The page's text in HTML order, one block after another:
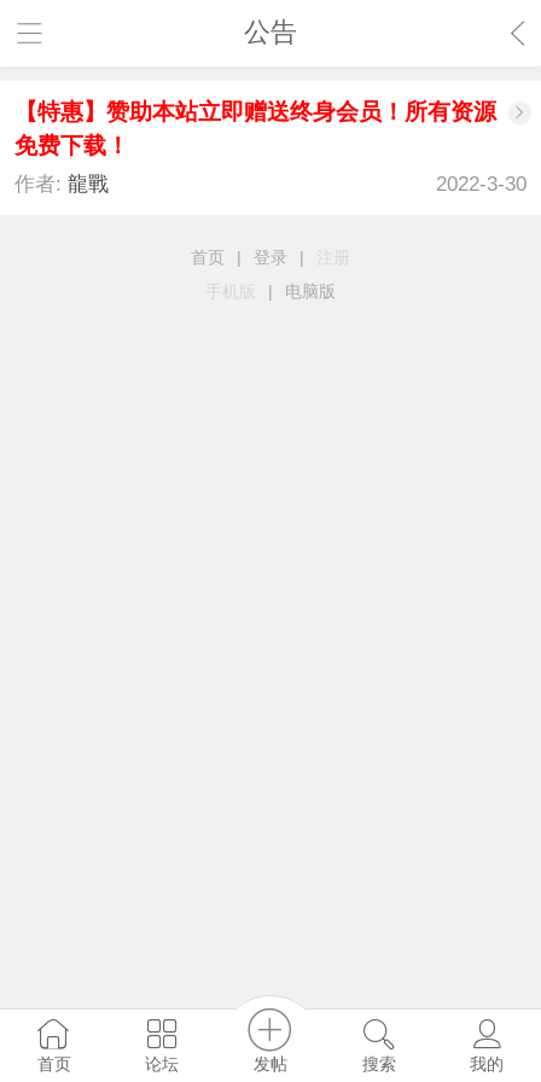
公告
【特惠】赞助本站立即赠送终身会员！所有资源
免费下载！
作者: 龍戰 2022-3-30
首页 | 登录 |
手机版
| 电脑版
首页 论坛 发帖 搜索 我的